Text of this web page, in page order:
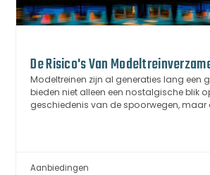
De Risico's Van
Modeltreinen zijn al generaties lang een
bieden niet alleen een nostalgische blik
geschiedenis van de spoorwegen, maar
Aanbiedingen